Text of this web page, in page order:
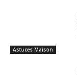
Astuces Maison